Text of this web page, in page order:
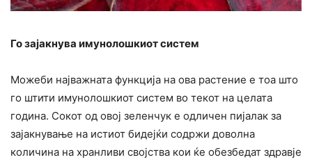
Го зајакнува имунолошкиот систем
Можеби најважната функција на ова растение е тоа што
го штити имунолошкиот систем во текот на целата
година. Сокот од овој зеленчук е одличен пијалак за
зајакнување на истиот бидејќи содржи доволна
количина на хранливи својства кои ќе обезбедат здравје